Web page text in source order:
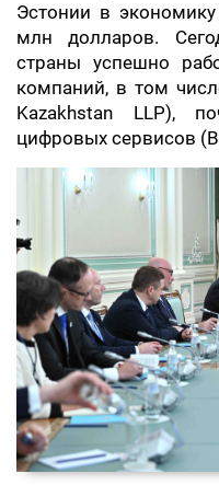
Эстонии в
млн долларов.
страны успешно
компаний, в том
Kazakhstan LLP),
цифровых сервисов